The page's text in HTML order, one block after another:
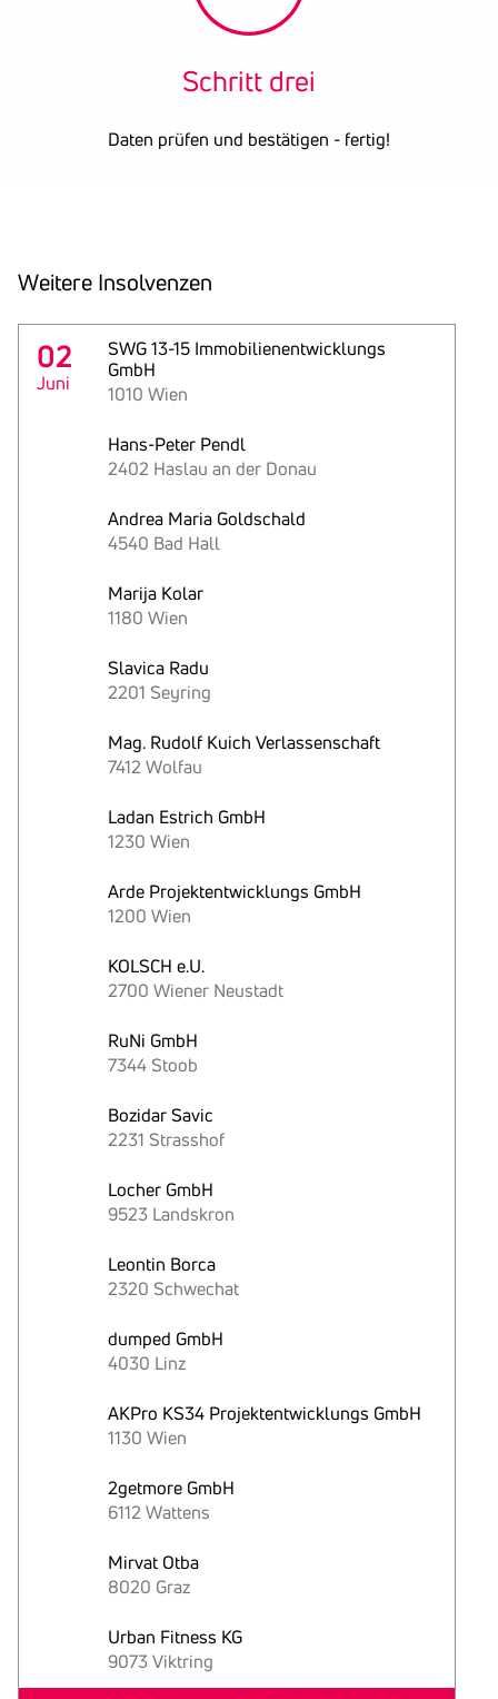
Schritt drei
Daten prüfen und bestätigen - fertig!
Weitere Insol­venzen
02
Juni
SWG 13-15 Immobilienentwicklungs
GmbH
1010 Wien
Hans-Peter Pendl
2402 Haslau an der Donau
Andrea Maria Goldschald
4540 Bad Hall
Marija Kolar
1180 Wien
Slavica Radu
2201 Seyring
Mag. Rudolf Kuich Verlassenschaft
7412 Wolfau
Ladan Estrich GmbH
1230 Wien
Arde Projektentwicklungs GmbH
1200 Wien
KOLSCH e.U.
2700 Wiener Neustadt
RuNi GmbH
7344 Stoob
Bozidar Savic
2231 Strasshof
Locher GmbH
9523 Landskron
Leontin Borca
2320 Schwechat
dumped GmbH
4030 Linz
AKPro KS34 Projektentwicklungs GmbH
1130 Wien
2getmore GmbH
6112 Wattens
Mirvat Otba
8020 Graz
Urban Fitness KG
9073 Viktring